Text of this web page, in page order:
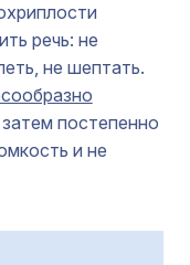
речь: не
не шептать.
затем постепенно
и не